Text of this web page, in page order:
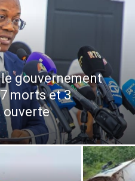
gouvernement
morts et 3
ouverte